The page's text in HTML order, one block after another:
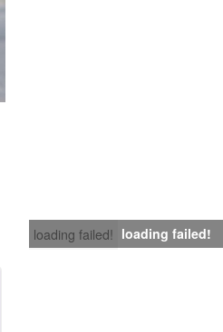
loading failed! loading failed!